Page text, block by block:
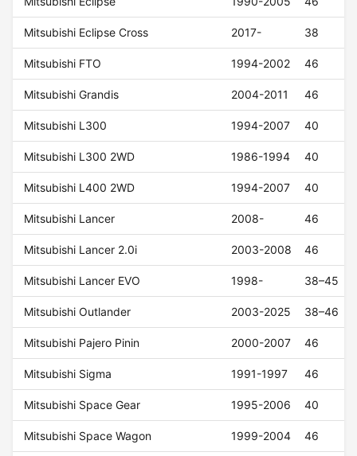
Mitsubishi Eclipse Cross 2017- 38
Mitsubishi FTO 1994-2002 46
Mitsubishi Grandis 2004-2011 46
Mitsubishi L300 1994-2007 40
Mitsubishi L300 2WD 1986-1994 40
Mitsubishi L400 2WD 1994-2007 40
Mitsubishi Lancer 2008- 46
Mitsubishi Lancer 2.0i 2003-2008 46
Mitsubishi Lancer EVO 1998- 38–45
Mitsubishi Outlander 2003-2025 38–46
Mitsubishi Pajero Pinin 2000-2007 46
Mitsubishi Sigma 1991-1997 46
Mitsubishi Space Gear 1995-2006 40
Mitsubishi Space Wagon 1999-2004 46